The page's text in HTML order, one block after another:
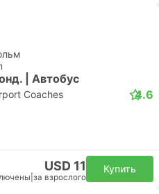
| Автобус
Coaches 4.6
USD 11
за взрослого
Купить